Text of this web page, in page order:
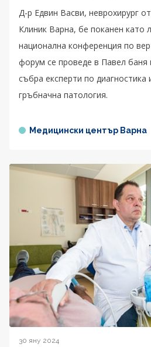
Д-р Едвин Васви, неврохирург
Клиник Варна, бе поканен като
национална конференция по
форум се проведе в Павел баня
събра експерти по диагностика
гръбначна патология.
Медицински център Варна
30 яну 2024